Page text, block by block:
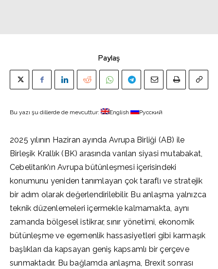
Paylaş
Bu yazı şu dillerde de mevcuttur: English Русский
2025 yılının Haziran ayında Avrupa Birliği (AB) ile
Birleşik Krallık (BK) arasında varılan siyasi mutabakat,
Cebelitarık’ın Avrupa bütünleşmesi içerisindeki
konumunu yeniden tanımlayan çok taraflı ve stratejik
bir adım olarak değerlendirilebilir. Bu anlaşma yalnızca
teknik düzenlemeleri içermekle kalmamakta, aynı
zamanda bölgesel istikrar, sınır yönetimi, ekonomik
bütünleşme ve egemenlik hassasiyetleri gibi karmaşık
başlıkları da kapsayan geniş kapsamlı bir çerçeve
sunmaktadır. Bu bağlamda anlaşma, Brexit sonrası